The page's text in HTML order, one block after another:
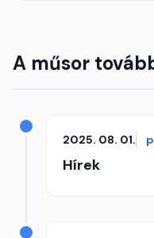
A műsor
2025. 08. 01.
Hírek